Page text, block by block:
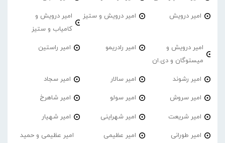
امیر درویش امیر درویش و ستیز
امیر درویش و
کامیاب و ستیز
امیر درویش و
میستوگان و دی.ان
امیر رادریمو امیر راستین
امیر رشوند امیر سالار امیر سجاد
امیر سروش امیر سولو امیر شاهرخ
امیر شریعت امیر شهراینی امیر شهیار
امیر طورانی امیر عظیمی
امیر عظیمی و حمید